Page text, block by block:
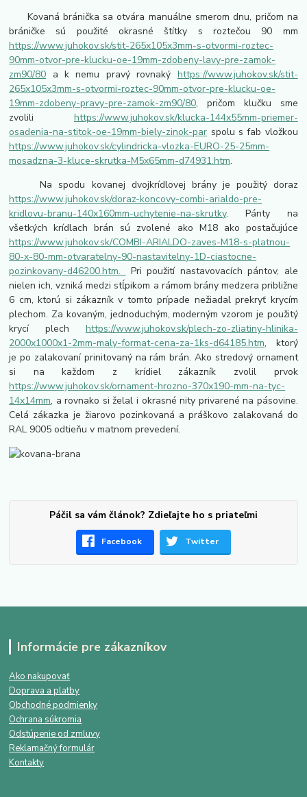
Kovaná bránička sa otvára manuálne smerom dnu, pričom na
bráničke sú použité okrasné štítky s roztečou 90 mm
https://www.juhokov.sk/stit-265x105x3mm-s-otvormi-roztec-
90mm-otvor-pre-klucku-oe-19mm-zdobeny-lavy-pre-zamok-
zm90/80 a k nemu pravý rovnaký https://www.juhokov.sk/stit-
265x105x3mm-s-otvormi-roztec-90mm-otvor-pre-klucku-oe-
19mm-zdobeny-pravy-pre-zamok-zm90/80, pričom klučku sme
zvolili https://www.juhokov.sk/klucka-144x55mm-priemer-
osadenia-na-stitok-oe-19mm-biely-zinok-par spolu s fab vložkou
https://www.juhokov.sk/cylindricka-vlozka-EURO-25-25mm-
mosadzna-3-kluce-skrutka-M5x65mm-d74931.htm.
Na spodu kovanej dvojkrídlovej brány je použitý doraz
https://www.juhokov.sk/doraz-koncovy-combi-arialdo-pre-
kridlovu-branu-140x160mm-uchytenie-na-skrutky. Pánty na
všetkých krídlach brán sú zvolené ako M18 ako postačujúce
https://www.juhokov.sk/COMBI-ARIALDO-zaves-M18-s-platnou-
80-x-80-mm-otvaratelny-90-nastavitelny-1D-ciastocne-
pozinkovany-d46200.htm.
Pri použití nastavovacích pántov, ale
nielen ich, vzniká medzi stĺpikom a rámom brány medzera približne
6 cm, ktorú si zákazník v tomto prípade nežiadal prekryť krycím
plechom. Za kovaným, jednoduchým, moderným vzorom je použitý
krycí plech https://www.juhokov.sk/plech-zo-zliatiny-hlinika-
2000x1000x1-2mm-maly-format-cena-za-1ks-d64185.htm, ktorý
je po zalakovaní prinitovaný na rám brán. Ako stredový ornament
si na každom z krídiel zákazník zvolil prvok
https://www.juhokov.sk/ornament-hrozno-370x190-mm-na-tyc-
14x14mm, a rovnako si želal i okrasné nity privarené na pásovine.
Celá zákazka je žiarovo pozinkovaná a práškovo zalakovaná do
RAL 9005 odtieňu v matnom prevedení.
Páčil sa vám článok? Zdieľajte ho s priateľmi
Facebook Twitter
Informácie pre zákazníkov
Ako nakupovať
Doprava a platby
Obchodné podmienky
Ochrana súkromia
Odstúpenie od zmluvy
Reklamačný formulár
Kontakty